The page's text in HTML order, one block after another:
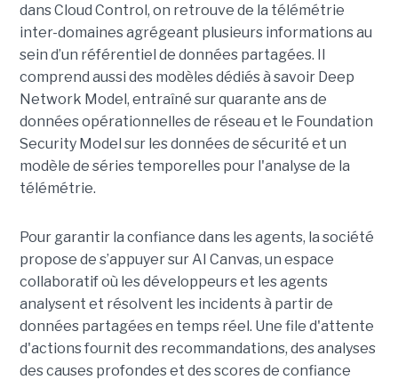
dans Cloud Control, on retrouve de la télémétrie
inter-domaines agrégeant plusieurs informations au
sein d’un référentiel de données partagées. Il
comprend aussi des modèles dédiés à savoir Deep
Network Model, entraîné sur quarante ans de
données opérationnelles de réseau et le Foundation
Security Model sur les données de sécurité et un
modèle de séries temporelles pour l'analyse de la
télémétrie.
Pour garantir la confiance dans les agents, la société
propose de s’appuyer sur AI Canvas, un espace
collaboratif où les développeurs et les agents
analysent et résolvent les incidents à partir de
données partagées en temps réel. Une file d'attente
d'actions fournit des recommandations, des analyses
des causes profondes et des scores de confiance